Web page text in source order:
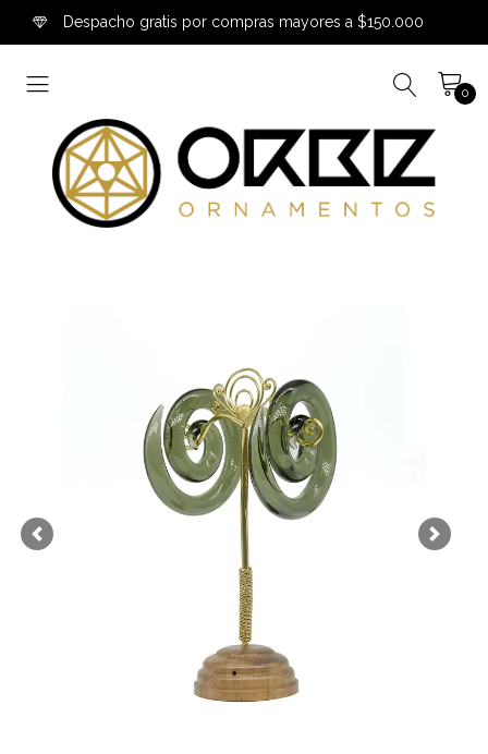
Despacho gratis por compras mayores a $150.000
0
Previous Next